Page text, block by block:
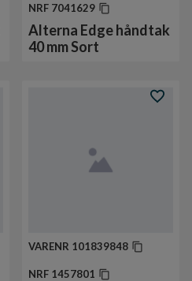
NRF 7041629
Alterna Edge håndtak
40 mm Sort
VARENR 101839848
NRF 1457801